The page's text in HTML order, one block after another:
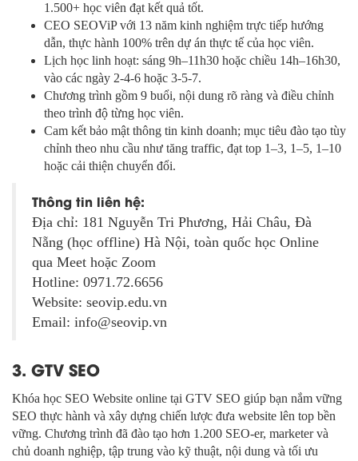
1.500+ học viên đạt kết quả tốt.
CEO SEOViP với 13 năm kinh nghiệm trực tiếp hướng
dẫn, thực hành 100% trên dự án thực tế của học viên.
Lịch học linh hoạt: sáng 9h–11h30 hoặc chiều 14h–16h30,
vào các ngày 2-4-6 hoặc 3-5-7.
Chương trình gồm 9 buổi, nội dung rõ ràng và điều chỉnh
theo trình độ từng học viên.
Cam kết bảo mật thông tin kinh doanh; mục tiêu đào tạo tùy
chỉnh theo nhu cầu như tăng traffic, đạt top 1–3, 1–5, 1–10
hoặc cải thiện chuyển đổi.
Thông tin liên hệ:
Địa chỉ: 181 Nguyễn Tri Phương, Hải Châu, Đà
Nẵng (học offline) Hà Nội, toàn quốc học Online
qua Meet hoặc Zoom
Hotline: 0971.72.6656
Website: seovip.edu.vn
Email: info@seovip.vn
3. GTV SEO
Khóa học SEO Website online tại GTV SEO giúp bạn nắm vững
SEO thực hành và xây dựng chiến lược đưa website lên top bền
vững. Chương trình đã đào tạo hơn 1.200 SEO-er, marketer và
chủ doanh nghiệp, tập trung vào kỹ thuật, nội dung và tối ưu